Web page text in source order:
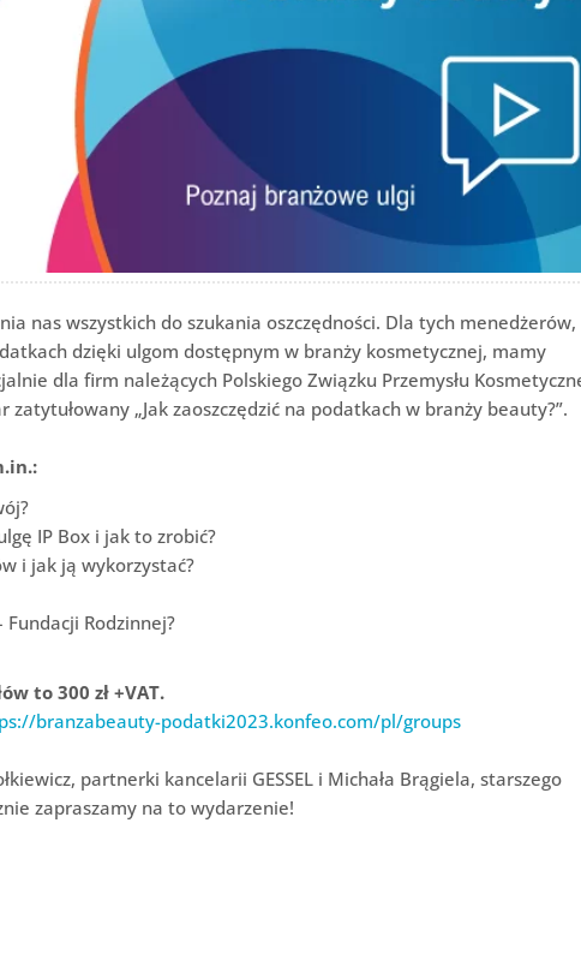
nas wszystkich do szukania oszczędności. Dla tych menedżerów,
dzięki ulgom dostępnym w branży kosmetycznej, mamy
dla firm należących Polskiego Związku Przemysłu
„Jak zaoszczędzić na podatkach w branży beauty?”.
IP Box i jak to zrobić?
i jak ją wykorzystać?
Rodzinnej?
to 300 zł +VAT.
branzabeauty-podatki2023.konfeo.com/pl/groups
partnerki kancelarii GESSEL i Michała Brągiela, starszego
zapraszamy na to wydarzenie!